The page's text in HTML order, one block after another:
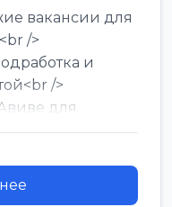
вакансии для
/>
и
/>
для